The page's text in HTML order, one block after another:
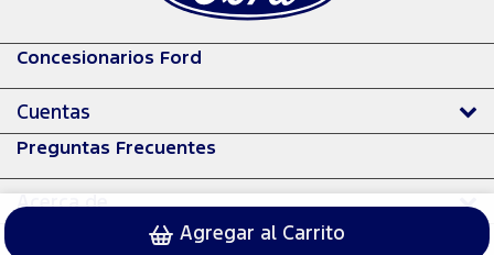
Agregar al Carrito
Concesionarios Ford
Cuentas
Preguntas Frecuentes
Acerca de